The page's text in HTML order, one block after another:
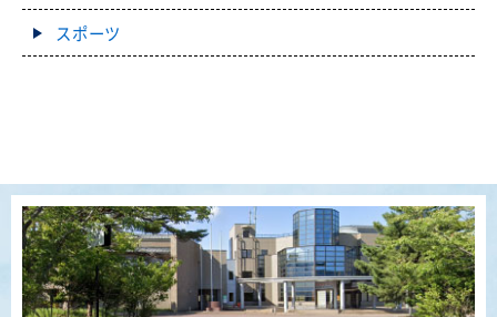
2026年05月01日
2026年04月17日
文化
埋蔵文化財について
2025年12月05日
文化
世界文化遺産 史跡 大平山元遺跡とは
スポーツ